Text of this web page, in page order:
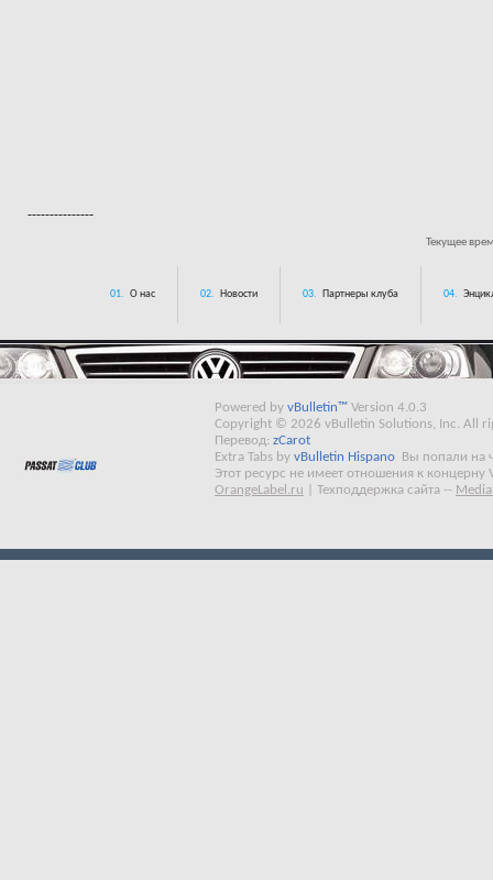
---------------
Текущее
01. О нас 02. Новости 03. Партнеры клуба 04.
Powered by vBulletin™ Version 4.0.3
Copyright © 2026 vBulletin Solutions, Inc. All
Перевод: zCarot
Extra Tabs by vBulletin Hispano
Вы попали на
Этот ресурс не имеет отношения к концерну
OrangeLabel.ru
Техподдержка сайта --